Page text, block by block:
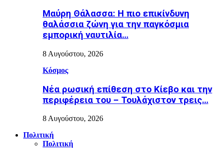
Μαύρη Θάλασσα: Η πιο επικίνδυνη
θαλάσσια ζώνη για την παγκόσμια
εμπορική ναυτιλία…
8 Αυγούστου, 2026
Κόσμος
Nέα ρωσική επίθεση στο Κίεβο και την
περιφέρεια του – Τουλάχιστον τρεις…
8 Αυγούστου, 2026
Πολιτική
Πολιτική